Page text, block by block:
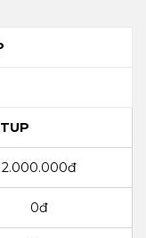
2.000.000đ
0đ